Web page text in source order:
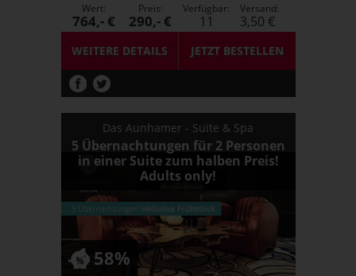
WEITERE DETAILS JETZTBESTELLEN
Wert:
764,- €
Preis:
290,- €
Verfügbar:
11
Versand:
3,50 €
Das Aunhamer - Suite & Spa
5 Übernachtungen für 2 Personen
in einer Suite zum halben Preis!
Adults only!
58%